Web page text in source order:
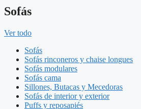
Sofás
Ver todo
Sofás
Sofás rinconeros y chaise longues
Sofás modulares
Sofás cama
Sillones, Butacas y Mecedoras
Sofás de interior y exterior
Puffs y reposapiés